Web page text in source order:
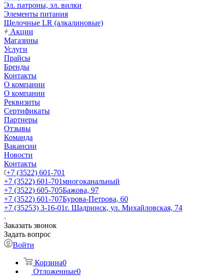
Эл. патроны, эл. вилки
Элементы питания
Щелочные LR (алкалиновые)
Акции
Магазины
Услуги
Прайсы
Бренды
Контакты
О компании
О компании
Реквизиты
Сертификаты
Партнеры
Отзывы
Команда
Вакансии
Новости
Контакты
+7 (3522) 601-701
+7 (3522) 601-701многоканальный
+7 (3522) 605-705Бажова, 97
+7 (3522) 601-707Бурова-Петрова, 60
+7 (35253) 3-16-01г. Шадринск, ул. Михайловская, 74
Заказать звонок
Задать вопрос
Войти
Корзина0
Отложенные0